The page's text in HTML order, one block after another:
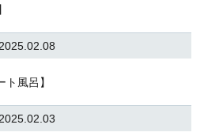
2025.02.08
風呂】
2025.02.03